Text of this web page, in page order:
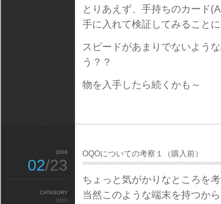
とりあえず、手持ちのカード
手に入れて検証してみること
スピードがあまりでないよう
う？？
物を入手したら続くかも～
OQOについての考察１（購入前）
ちょっと気がかりなところを
当然このような端末を持つか
2006
02/23
CATEGORY
OQO